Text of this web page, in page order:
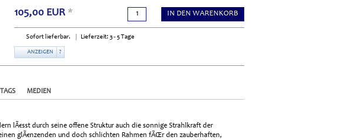
105,00 EUR * IN DEN WARENKORB
Sofort lieferbar. Lieferzeit: 3 - 5 Tage
ANZEIGEN ?
TAGS MEDIEN
lÃ€sst durch seine offene Struktur auch die sonnige Strahlkraft der
glÃ€nzenden und doch schlichten Rahmen fÃŒr den zauberhaften,